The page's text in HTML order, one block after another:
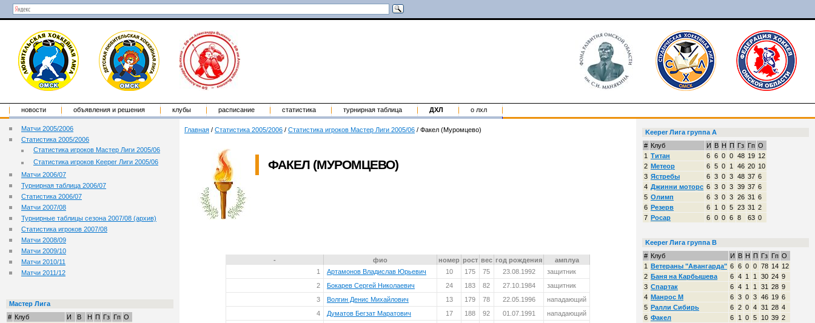
новости объявления и решения клубы расписание статистика турнирная таблица ДХЛ о лхл
Матчи 2005/2006
Статистика 2005/2006
Статистика игроков Мастер Лиги 2005/06
Статистика игроков Keeper Лиги 2005/06
Матчи 2006/07
Турнирная таблица 2006/07
Статистика 2006/07
Матчи 2007/08
Турнирные таблицы сезона 2007/08 (архив)
Статистика игроков 2007/08
Матчи 2008/09
Матчи 2009/10
Матчи 2010/11
Матчи 2011/12
Мастер Лига
# Клуб И В Н П Гз Гп О
Главная / Статистика 2005/2006 / Статистика игроков Мастер Лиги 2005/06 / Факел (Муромцево)
ФАКЕЛ (МУРОМЦЕВО)
- фио номер рост вес год рождения
амплуа
1
Артамонов Владислав Юрьевич 10 175 75 23.08.1992
защитник
2
Бокарев Сергей Николаевич 24 183 82 27.10.1984
защитник
3
Волгин Денис Михайлович 13 179 78 22.05.1996
нападающий
4
Думатов Бегзат Маратович 17 188 92 01.07.1991
нападающий
Keeper Лига группа A
# Клуб И В Н П Гз Гп О
1 Титан 6 6 0 0 48 19 12
2 Метеор 6 5 0 1 46 20 10
3 Ястребы 6 3 0 3 48 37 6
4 Джинни моторс 6 3 0 3 39 37 6
5 Олимп 6 3 0 3 26 31 6
6 Резерв 6 1 0 5 23 31 2
7 Росар 6 0 0 6 8 63 0
Keeper Лига группа B
# Клуб И В Н П Гз Гп О
1 Ветераны "Авангарда" 6 6 0 0 78 14 12
2 Баня на Карбышева 6 4 1 1 30 24 9
3 Спартак 6 4 1 1 31 28 9
4 Манрос М 6 3 0 3 46 19 6
5 Ралли Сибирь 6 2 0 4 31 28 4
6 Факел 6 1 0 5 10 39 2